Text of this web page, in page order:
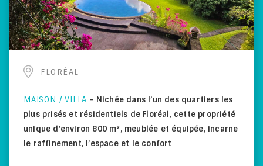
FLORÉAL
MAISON / VILLA - Nichée dans l’un des quartiers les
plus prisés et résidentiels de Floréal, cette propriété
unique d’environ 800 m², meublée et équipée, incarne
le raffinement, l’espace et le confort